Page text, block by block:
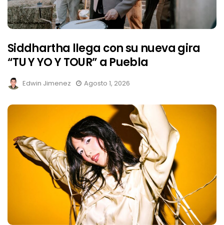
Siddhartha llega con su nueva gira
“TU Y YO Y TOUR” a Puebla
Edwin Jimenez Agosto 1, 2026